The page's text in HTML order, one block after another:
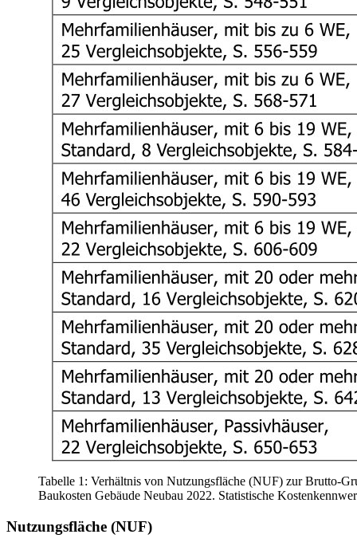
Tabelle 1: Verhältnis von Nutzungsfläche (NUF) zur Brutto-
Baukosten Gebäude Neubau 2022. Statistische
Nutzungsfläche (NUF)